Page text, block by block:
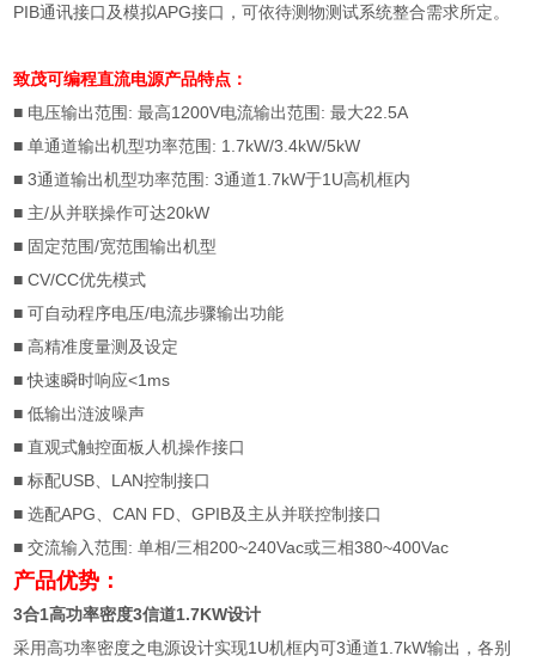
PIB通讯接口及模拟APG接口，可依待测物测试系统整合需求所定。
致茂可编程直流电源产品特点：
■ 电压输出范围:最高1200V电流输出范围:最大22.5A
■单通道输出机型功率范围: 1.7kW/3.4kW/5kW
■ 3通道输出机型功率范围: 3通道1.7kW于1U高机框内
■ 主/从并联操作可达20kW
■ 固定范围/宽范围输出机型
■ CV/CC优先模式
■可自动程序电压/电流步骤输出功能
■高精准度量测及设定
■快速瞬时响应<1ms
■低输出涟波噪声
■直观式触控面板人机操作接口
■标配USB LAN控制接口
■选配APG 、CAN FD 、GPIB及主从并联控制接口
■交流输入范围:单相/三相200~240Vac或三相380~400Vac
产品优势：
3合1高功率密度3信道1.7KW设计
采用高功率密度之电源设计实现1U机框内可3通道1.7kW输出，各别